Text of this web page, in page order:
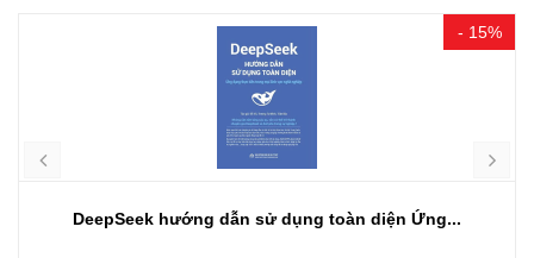
- 15%
DeepSeek hướng dẫn sử dụng toàn diện Ứng...